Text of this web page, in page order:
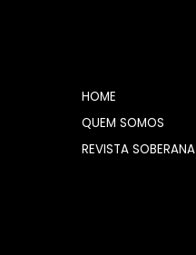
HOME
QUEM SOMOS
REVISTA SOBERANA